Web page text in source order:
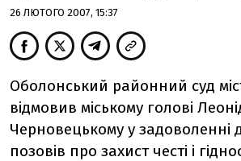
26 ЛЮТОГО 2007, 15:37
Оболонський районний суд
відмовив міському голові
Черновецькому у задоволенні
позовів про захист честі і